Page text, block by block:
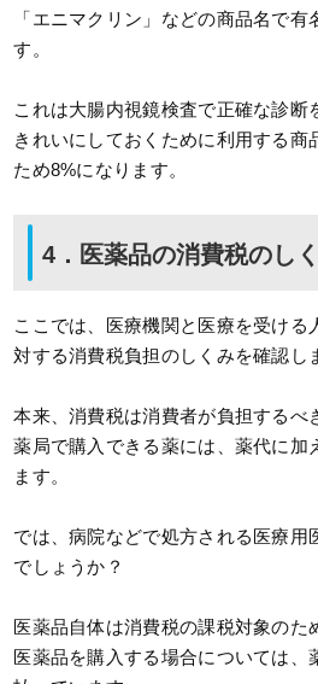
「エニマクリン」などの商品名で
す。
これは大腸内視鏡検査で正確な診断
きれいにしておくために利用する商
ため8%になります。
4．医薬品の消費税のし
ここでは、医療機関と医療を受ける
対する消費税負担のしくみを確認し
本来、消費税は消費者が負担するべ
薬局で購入できる薬には、薬代に加
ます。
では、病院などで処方される医療用
でしょうか？
医薬品自体は消費税の課税対象のた
医薬品を購入する場合については、